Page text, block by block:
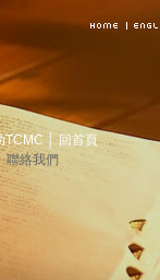
TCMC │ 回首頁
聯絡我們